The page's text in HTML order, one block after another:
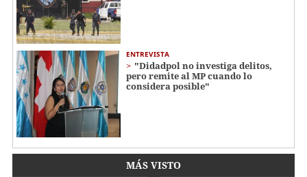
ENTREVISTA
"Didadpol no investiga delitos,
pero remite al MP cuando lo
considera posible"
MÁS VISTO